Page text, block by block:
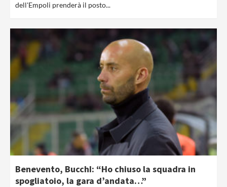
dell'Empoli prenderà il posto...
Benevento, BucchI: “Ho chiuso la squadra in
spogliatoio, la gara d’andata…”